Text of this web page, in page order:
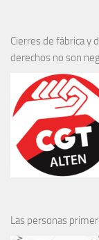
Cierres de fábrica y
derechos no son
Las personas